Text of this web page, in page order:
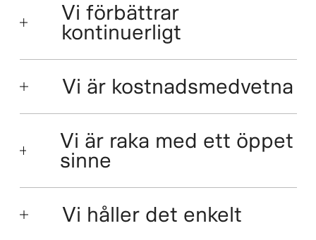
Vi förbättrar
kontinuerligt
Vi är kostnadsmedvetna
Vi är raka med ett öppet
sinne
Vi håller det enkelt